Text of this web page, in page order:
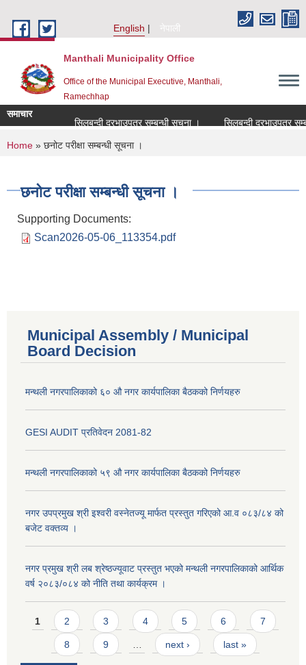
English
नेपाली
Manthali Municipality Office
Office of the Municipal Executive, Manthali,
Ramechhap
समाचार
सिलबन्दी दरभाउपत्र सम्बन्धी सूचना ।
सिलबन्दी दरभाउपत्र
You are here
Home » छनोट परीक्षा सम्बन्धी सूचना ।
छनोट परीक्षा सम्बन्धी सूचना ।
Supporting Documents:
Scan2026-05-06_113354.pdf
Municipal Assembly / Municipal
Board Decision
मन्थली नगरपालिकाको ६० औ नगर कार्यपालिका बैठकको निर्णयहरु
GESI AUDIT प्रतिवेदन 2081-82
मन्थली नगरपालिकाको ५९ औ नगर कार्यपालिका बैठकको निर्णयहरु
नगर उपप्रमुख श्री इश्वरी वस्नेतज्यू मार्फत प्रस्तुत गरिएको आ.व ०८३/८४ को
बजेट वक्तव्य ।
नगर प्रमुख श्री लब श्रेष्ठज्यूवाट प्रस्तुत भएको मन्थली नगरपालिकाको आर्थिक
वर्ष २०८३/०८४ को नीति तथा कार्यक्रम ।
Pages
1 2 3 4 5 6 7
8 9 next › last »